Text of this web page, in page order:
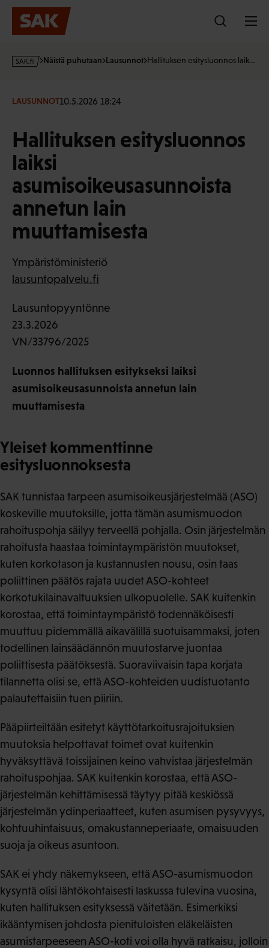
Hyppää
sisältöön
s
·
Näistä puhutaan Lausunnot Hallituksen esitysluonnos laik…
LAUSUNNOT10.5.2026 18:24
Hallituksen esitysluonnos
laiksi
asumisoikeusasunnoista
annetun lain
muuttamisesta
Ympäristöministeriö
lausuntopalvelu.fi
Lausuntopyyntönne
23.3.2026
VN/33796/2025
Luonnos hallituksen esitykseksi laiksi
asumisoikeusasunnoista annetun lain
muuttamisesta
Yleiset kommenttinne
esitysluonnoksesta
SAK tunnistaa tarpeen asumisoikeusjärjestelmää (ASO)
koskeville muutoksille, jotta tämän asumismuodon
rahoituspohja säilyy terveellä pohjalla. Osin järjestelmän
rahoitusta haastaa toimintaympäristön muutokset,
kuten korkotason ja kustannusten nousu, osin taas
poliittinen päätös rajata uudet ASO-kohteet
korkotukilainavaltuuksien ulkopuolelle. SAK kuitenkin
korostaa, että toimintaympäristö todennäköisesti
muuttuu pidemmällä aikavälillä suotuisammaksi, joten
todellinen lainsäädännön muutostarve juontaa
poliittisesta päätöksestä. Suoraviivaisin tapa korjata
tilannetta olisi se, että ASO-kohteiden uudistuotanto
palautettaisiin tuen piiriin.
Pääpiirteiltään esitetyt käyttötarkoitusrajoituksien
muutoksia helpottavat toimet ovat kuitenkin
hyväksyttävä toissijainen keino vahvistaa järjestelmän
rahoituspohjaa. SAK kuitenkin korostaa, että ASO-
järjestelmän kehittämisessä täytyy pitää keskiössä
järjestelmän ydinperiaatteet, kuten asumisen pysyvyys,
kohtuuhintaisuus, omakustanneperiaate, omaisuuden
suoja ja oikeus asuntoon.
SAK ei yhdy näkemykseen, että ASO-asumismuodon
kysyntä olisi lähtökohtaisesti laskussa tulevina vuosina,
kuten hallituksen esityksessä väitetään. Esimerkiksi
ikääntymisen johdosta pienituloisten eläkeläisten
asumistarpeeseen ASO-koti voi olla hyvä ratkaisu, jolloin